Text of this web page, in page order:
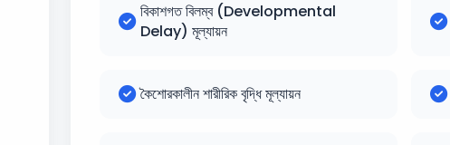
বিকাশগত বিলম্ব (Developmental
Delay) মূল্যায়ন
কৈশোরকালীন শারীরিক বৃদ্ধি মূল্যায়ন